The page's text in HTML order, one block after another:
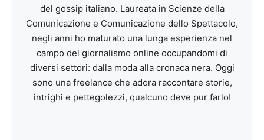
del gossip italiano. Laureata in Scienze della
Comunicazione e Comunicazione dello Spettacolo,
negli anni ho maturato una lunga esperienza nel
campo del giornalismo online occupandomi di
diversi settori: dalla moda alla cronaca nera. Oggi
sono una freelance che adora raccontare storie,
intrighi e pettegolezzi, qualcuno deve pur farlo!